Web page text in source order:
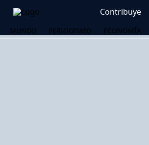
Contribuye
MUNDO PERIODISMO ECONOMÍA